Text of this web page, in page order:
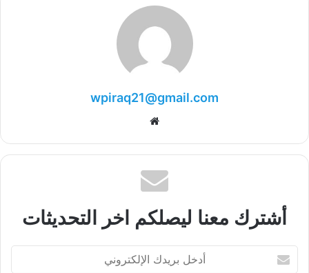
wpiraq21@gmail.com
أشترك معنا ليصلكم اخر التحديثات
بريدك